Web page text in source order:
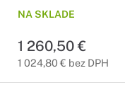
NA SKLADE
1 260,50 €
1 024,80 € bez DPH